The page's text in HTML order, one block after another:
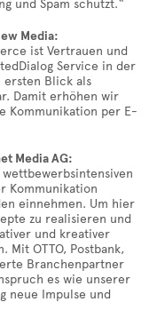
und Spam schützt.“
Media:
ist Vertrauen und
Service in der
ersten Blick als
Damit erhöhen wir
Kommunikation per E-
Media AG:
Kommunikation
einnehmen. Um hier
zu realisieren und
und kreativer
Mit OTTO, Postbank,
Branchenpartner
es wie unserer
neue Impulse und